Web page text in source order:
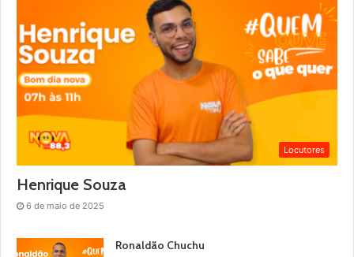
Locutores
Henrique Souza
6 de maio de 2025
Ronaldão Chuchu